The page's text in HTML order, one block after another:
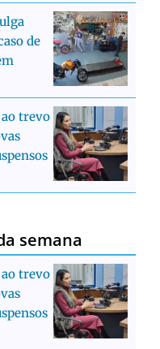
de
trevo
semana
trevo